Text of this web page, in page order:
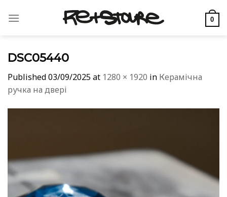
0
DSC05440
Published03/09/2025at 1280 × 1920 in Керамічна
ручка на двері